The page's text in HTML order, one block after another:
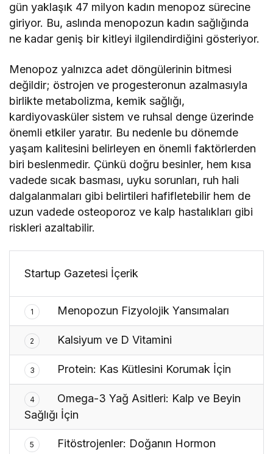
gün yaklaşık 47 milyon kadın menopoz sürecine
giriyor. Bu, aslında menopozun kadın sağlığında
ne kadar geniş bir kitleyi ilgilendirdiğini gösteriyor.
Menopoz yalnızca adet döngülerinin bitmesi
değildir; östrojen ve progesteronun azalmasıyla
birlikte metabolizma, kemik sağlığı,
kardiyovasküler sistem ve ruhsal denge üzerinde
önemli etkiler yaratır. Bu nedenle bu dönemde
yaşam kalitesini belirleyen en önemli faktörlerden
biri beslenmedir. Çünkü doğru besinler, hem kısa
vadede sıcak basması, uyku sorunları, ruh hali
dalgalanmaları gibi belirtileri hafifletebilir hem de
uzun vadede osteoporoz ve kalp hastalıkları gibi
riskleri azaltabilir.
Startup Gazetesi İçerik
1 Menopozun Fizyolojik Yansımaları
2 Kalsiyum ve D Vitamini
3 Protein: Kas Kütlesini Korumak İçin
4
Omega-3 Yağ Asitleri: Kalp ve Beyin
Sağlığı İçin
5
Fitöstrojenler: Doğanın Hormon